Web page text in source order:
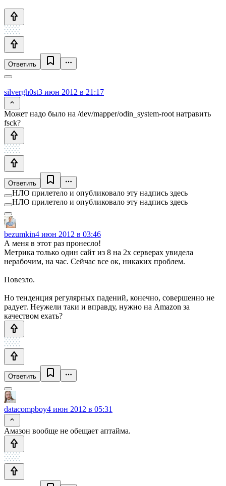
Ответить
silvergh0st3 июн 2012 в 21:17
Может надо было на /dev/mapper/odin_system-root натравить
fsck?
Ответить
НЛО прилетело и опубликовало эту надпись здесь
НЛО прилетело и опубликовало эту надпись здесь
bezumkin4 июн 2012 в 03:46
А меня в этот раз пронесло!
Метрика только один сайт из 8 на 2х серверах увидела
нерабочим, на час. Сейчас все ок, никаких проблем.
Повезло.
Но тенденция регулярных падений, конечно, совершенно не
радует. Неужели таки и вправду, нужно на Amazon за
качеством ехать?
Ответить
datacompboy4 июн 2012 в 05:31
Амазон вообще не обещает аптайма.